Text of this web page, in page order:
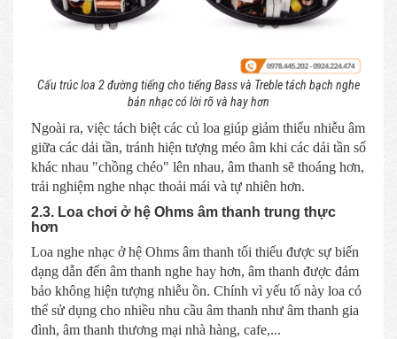
Cấu trúc loa 2 đường tiếng cho tiếng Bass và Treble tách bạch nghe
bản nhạc có lời rõ và hay hơn
Ngoài ra, việc tách biệt các củ loa giúp giảm thiểu nhiễu âm
giữa các dải tần, tránh hiện tượng méo âm khi các dải tần số
khác nhau "chồng chéo" lên nhau, âm thanh sẽ thoáng hơn,
trải nghiệm nghe nhạc thoải mái và tự nhiên hơn.
2.3. Loa chơi ở hệ Ohms âm thanh trung thực
hơn
Loa nghe nhạc ở hệ Ohms âm thanh tối thiểu được sự biến
dạng dẫn đến âm thanh nghe hay hơn, âm thanh được đảm
bảo không hiện tượng nhiễu ồn. Chính vì yếu tố này loa có
thể sử dụng cho nhiều nhu cầu âm thanh như âm thanh gia
đình, âm thanh thương mại nhà hàng, cafe,...